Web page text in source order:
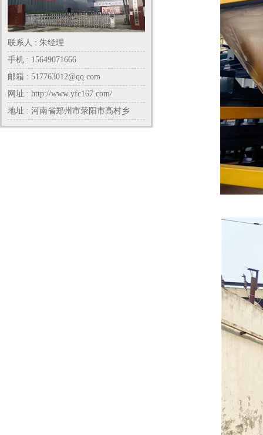
联系人 : 朱经理
手机 : 15649071666
邮箱 : 517763012@qq.com
网址 : http://www.yfc167.com/
地址 : 河南省郑州市荥阳市高村乡